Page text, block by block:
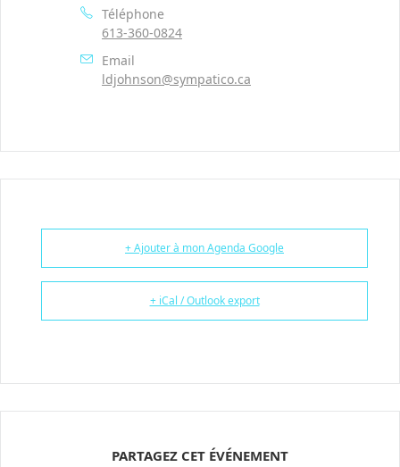
Téléphone
613-360-0824
Email
ldjohnson@sympatico.ca
+ Ajouter à mon Agenda Google
+ iCal / Outlook export
PARTAGEZ CET ÉVÉNEMENT